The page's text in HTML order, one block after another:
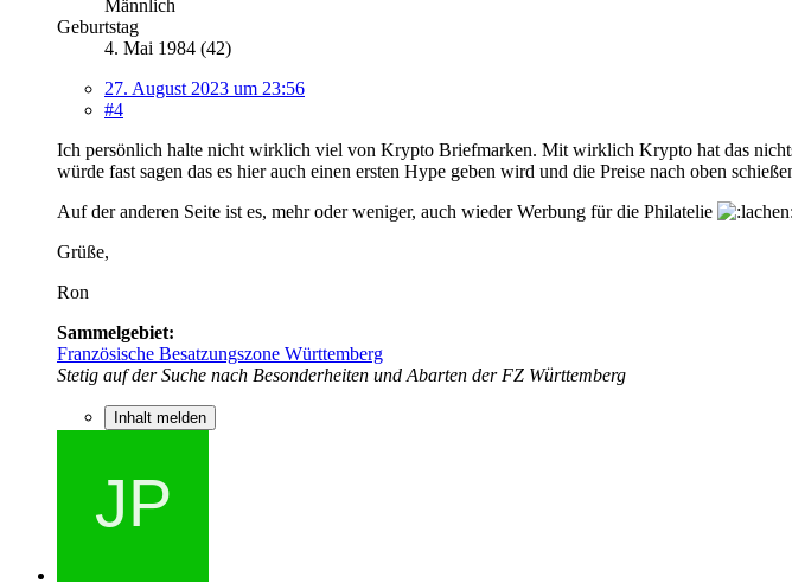
Männlich
Geburtstag
4. Mai 1984 (42)
27. August 2023 um 23:56
#4
Ich persönlich halte nicht wirklich viel von Krypto Briefmarken. Mit wirklich Krypto hat das
würde fast sagen das es hier auch einen ersten Hype geben wird und die Preise nach oben
Auf der anderen Seite ist es, mehr oder weniger, auch wieder Werbung für die Philatelie
Grüße,
Ron
Sammelgebiet:
Französische Besatzungszone Württemberg
Stetig auf der Suche nach Besonderheiten und Abarten der FZ Württemberg
Inhalt melden